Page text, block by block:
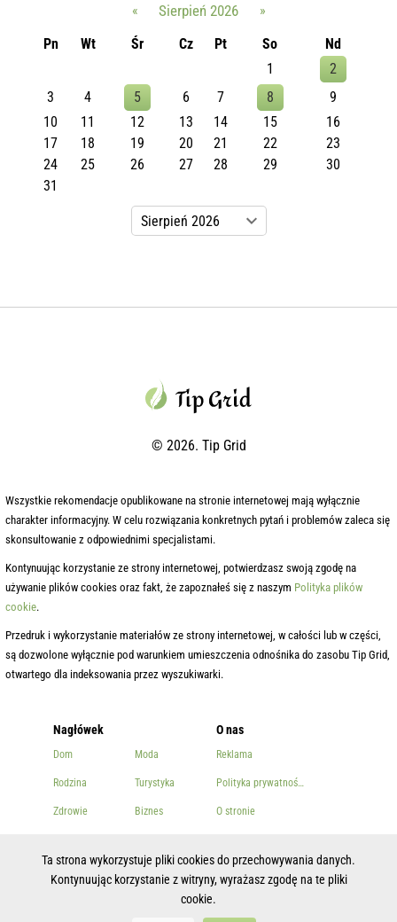
« Sierpień 2026
»
Pn
Wt Śr Cz Pt So
Nd
1
2
3
4 5 6 7 8
9
10
11 12 13 14 15
16
17
18 19 20 21 22
23
24
25 26 27 28 29
30
31
© 2026. Tip Grid
Nagłówek
Dom
Rodzina
Zdrowie
Gotowanie
Moda
Turystyka
Biznes
O nas
Reklama
Polityka prywatności
O stronie
Wszystkie rekomendacje opublikowane na stronie internetowej mają wyłącznie
charakter informacyjny. W celu rozwiązania konkretnych pytań i problemów zaleca się
skonsultowanie z odpowiednimi specjalistami.
Kontynuując korzystanie ze strony internetowej, potwierdzasz swoją zgodę na
używanie plików cookies oraz fakt, że zapoznałeś się z naszym Polityka plików
cookie.
Przedruk i wykorzystanie materiałów ze strony internetowej, w całości lub w części,
są dozwolone wyłącznie pod warunkiem umieszczenia odnośnika do zasobu Tip Grid,
otwartego dla indeksowania przez wyszukiwarki.
Ta strona wykorzystuje pliki cookies do przechowywania danych.
Kontynuując korzystanie z witryny, wyrażasz zgodę na te pliki
cookie.